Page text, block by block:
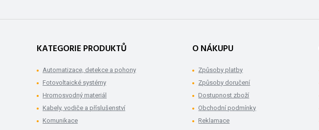
KATEGORIE PRODUKTŮ
Automatizace, detekce a pohony
Fotovoltaické systémy
Hromosvodný materiál
Kabely, vodiče a příslušenství
Komunikace
O NÁKUPU
Způsoby platby
Způsoby doručení
Dostupnost zboží
Obchodní podmínky
Reklamace